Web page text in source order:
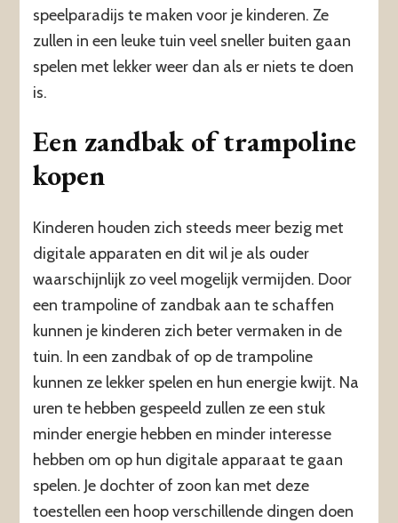
speelparadijs te maken voor je kinderen. Ze
zullen in een leuke tuin veel sneller buiten gaan
spelen met lekker weer dan als er niets te doen
is.
Een zandbak of trampoline
kopen
Kinderen houden zich steeds meer bezig met
digitale apparaten en dit wil je als ouder
waarschijnlijk zo veel mogelijk vermijden. Door
een trampoline of zandbak aan te schaffen
kunnen je kinderen zich beter vermaken in de
tuin. In een zandbak of op de trampoline
kunnen ze lekker spelen en hun energie kwijt. Na
uren te hebben gespeeld zullen ze een stuk
minder energie hebben en minder interesse
hebben om op hun digitale apparaat te gaan
spelen. Je dochter of zoon kan met deze
toestellen een hoop verschillende dingen doen